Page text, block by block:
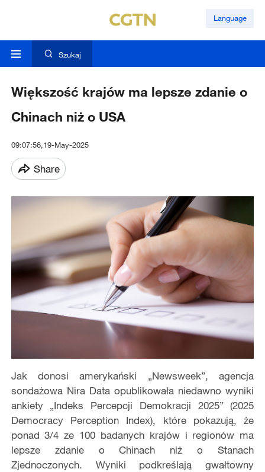
Language
Szukaj
Większość krajów ma lepsze zdanie o
Chinach niż o USA
09:07:56,19-May-2025
Share
Jak donosi amerykański „Newsweek”, agencja
sondażowa Nira Data opublikowała niedawno wyniki
ankiety „Indeks Percepcji Demokracji 2025” (2025
Democracy Perception Index), które pokazują, że
ponad 3/4 ze 100 badanych krajów i regionów ma
lepsze zdanie o Chinach niż o Stanach
Zjednoczonych. Wyniki podkreślają gwałtowny